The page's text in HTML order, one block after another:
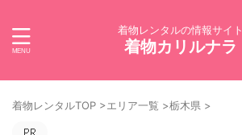
着物レンタルの情報サイト
着物カリルナラ
着物レンタルTOP >エリア一覧 >栃木県 >